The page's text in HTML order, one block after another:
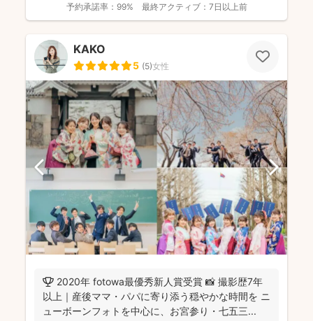
予約承諾率： 99% 最終アクティブ： 7日以上前
KAKO
5 (5)女性
🏆 2020年 fotowa最優秀新人賞受賞 📸 撮影歴7年
以上｜産後ママ・パパに寄り添う穏やかな時間を ニ
ューボーンフォトを中心に、お宮参り・七五三...